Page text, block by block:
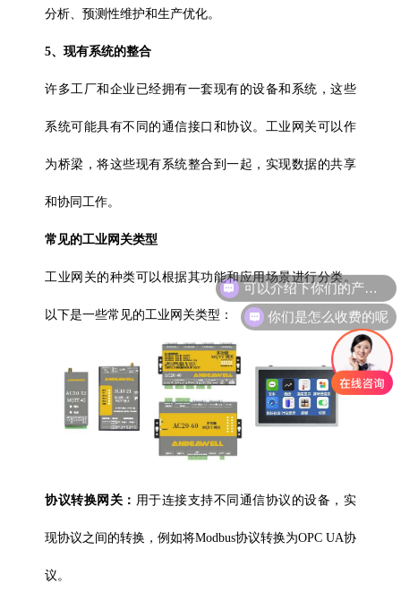
分析、预测性维护和生产优化。
5、现有系统的整合
许多工厂和企业已经拥有一套现有的设备和系统，这些
系统可能具有不同的通信接口和协议。工业网关可以作
为桥梁，将这些现有系统整合到一起，实现数据的共享
和协同工作。
常见的工业网关类型
工业网关的种类可以根据其功能和应用场景进行分类。
以下是一些常见的工业网关类型：
协议转换网关： 用于连接支持不同通信协议的设备，实
现协议之间的转换，例如将Modbus协议转换为OPC UA协
议。
可以介绍下你们的产品么
你们是怎么收费的呢